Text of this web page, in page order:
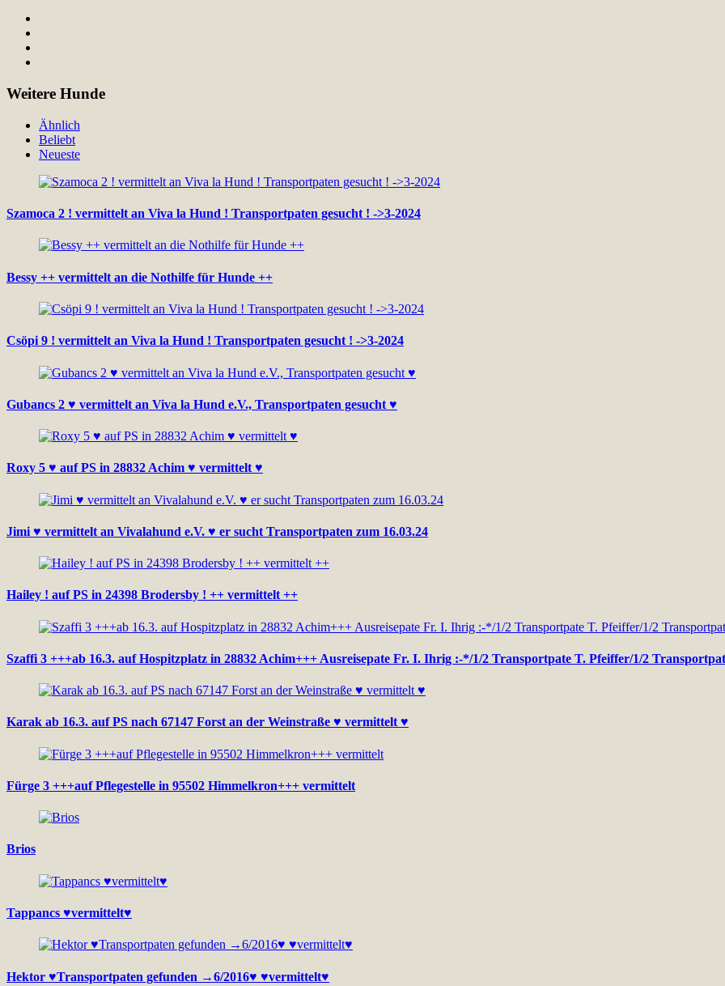
Weitere Hunde
Ähnlich
Beliebt
Neueste
Szamoca 2 ! vermittelt an Viva la Hund ! Transportpaten gesucht ! ->3-2024
Bessy ++ vermittelt an die Nothilfe für Hunde ++
Csöpi 9 ! vermittelt an Viva la Hund ! Transportpaten gesucht ! ->3-2024
Gubancs 2 ♥ vermittelt an Viva la Hund e.V., Transportpaten gesucht ♥
Roxy 5 ♥ auf PS in 28832 Achim ♥ vermittelt ♥
Jimi ♥ vermittelt an Vivalahund e.V. ♥ er sucht Transportpaten zum 16.03.24
Hailey ! auf PS in 24398 Brodersby ! ++ vermittelt ++
Szaffi 3 +++ab 16.3. auf Hospitzplatz in 28832 Achim+++ Ausreisepate Fr. I. Ihrig :-*/1/2 Transportpate T. Pfeiffer/1/2
Karak ab 16.3. auf PS nach 67147 Forst an der Weinstraße ♥ vermittelt ♥
Fürge 3 +++auf Pflegestelle in 95502 Himmelkron+++ vermittelt
Brios
Tappancs ♥vermittelt♥
Hektor ♥Transportpaten gefunden →6/2016♥ ♥vermittelt♥